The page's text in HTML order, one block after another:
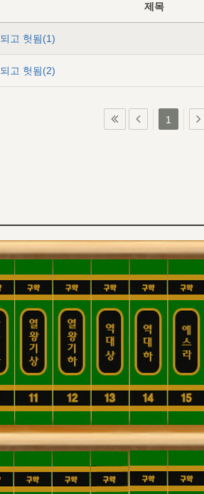
제목
고 헛됨(1)
고 헛됨(2)
1